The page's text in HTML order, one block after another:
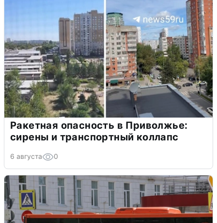
Ракетная опасность в Приволжье:
сирены и транспортный коллапс
6 августа 0